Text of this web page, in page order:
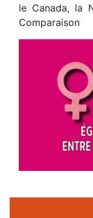
le Canada, la
Comparaison